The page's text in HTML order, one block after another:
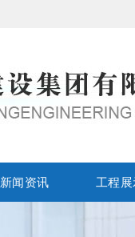
新闻资讯 工程